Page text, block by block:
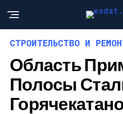
СТРОИТЕЛЬСТВО И
Область
Полосы